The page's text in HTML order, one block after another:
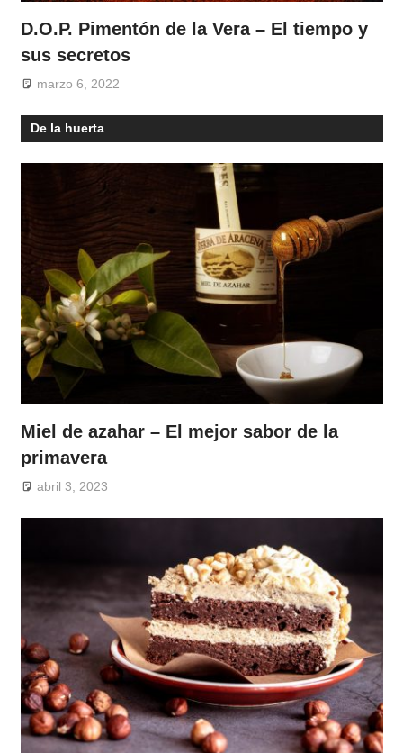
D.O.P. Pimentón de la Vera – El tiempo y
sus secretos
marzo 6, 2022
De la huerta
Miel de azahar – El mejor sabor de la
primavera
abril 3, 2023